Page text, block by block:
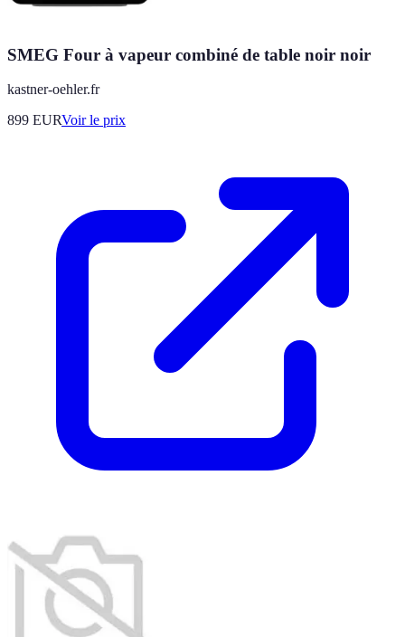
SMEG Four à vapeur combiné de table noir noir
kastner-oehler.fr
899 EURVoir le prix